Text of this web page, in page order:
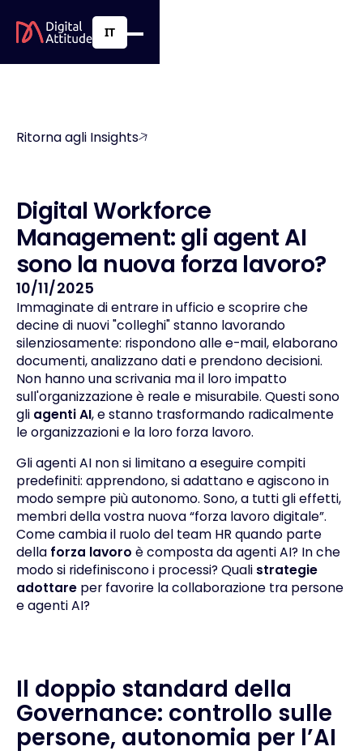
IT
Ritorna agli Insights
Digital Workforce
Management: gli agentAI
sono la nuova forza lavoro?
10/11/2025
Immaginate di entrare in ufficio e scoprire che
decine di nuovi "colleghi" stanno lavorando
silenziosamente: rispondono alle e-mail, elaborano
documenti, analizzano dati e prendono decisioni.
Non hanno una scrivania ma il loro impatto
sull'organizzazione è reale e misurabile. Questi sono
gliagenti AI, e stanno trasformando radicalmente
le organizzazioni e la loro forza lavoro.
Gli agenti AI non si limitano a eseguire compiti
predefiniti: apprendono, si adattano e agiscono in
modo sempre più autonomo. Sono, a tutti gli effetti,
membri della vostra nuova “forza lavoro digitale”.
Come cambia il ruolo del team HR quando parte
della forza lavoro è composta da agenti AI? In che
modo si ridefiniscono i processi? Qualistrategie
adottareper favorire la collaborazione tra persone
e agenti AI?
Il doppio standard della
Governance: controllo sulle
persone, autonomia per l’AI